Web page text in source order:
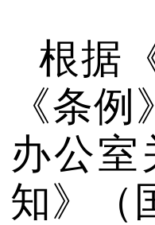
根据
《条
办公
知》（